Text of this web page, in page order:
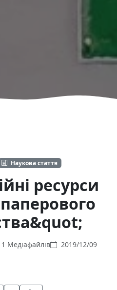
Наукова стаття
ресурси
1 Медіафайлів 2019/12/09